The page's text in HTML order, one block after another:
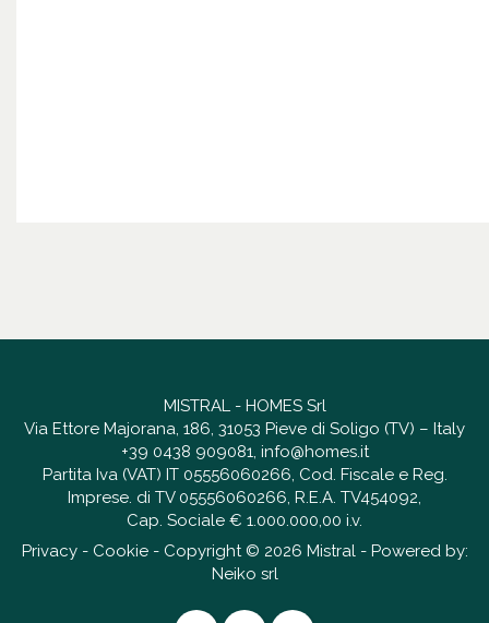
MISTRAL - HOMES Srl
Via Ettore Majorana, 186, 31053 Pieve di Soligo (TV) – Italy
+39 0438 909081, info@homes.it
Partita Iva (VAT) IT 05556060266, Cod. Fiscale e Reg.
Imprese. di TV 05556060266, R.E.A. TV454092,
Cap. Sociale € 1.000.000,00 i.v.
Privacy- Cookie- Copyright © 2026 Mistral - Powered by:
Neiko srl